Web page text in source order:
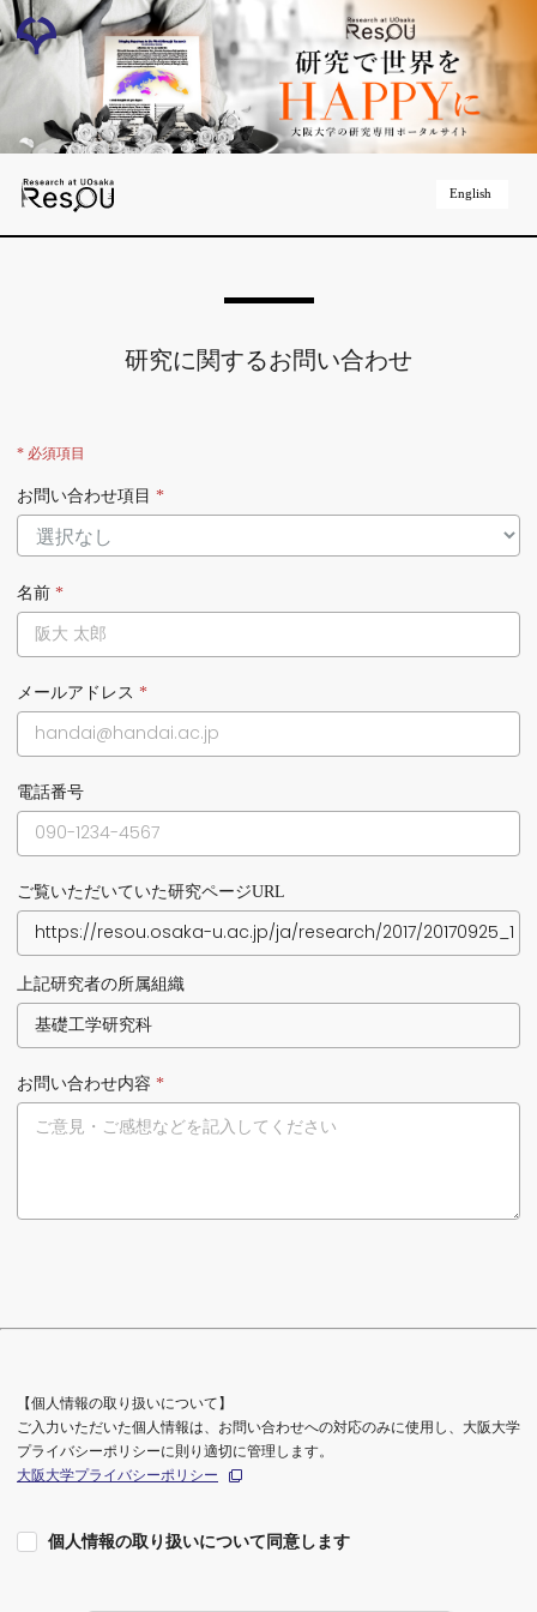
English
研究に関するお問い合わせ
* 必須項目
お問い合わせ項目 *
名前 *
メールアドレス *
電話番号
ご覧いただいていた研究ページURL
上記研究者の所属組織
お問い合わせ内容 *
【個人情報の取り扱いについて】
ご入力いただいた個人情報は、お問い合わせへの対応のみに使用し、大阪大学
プライバシーポリシーに則り適切に管理します。
大阪大学プライバシーポリシー
個人情報の取り扱いについて同意します